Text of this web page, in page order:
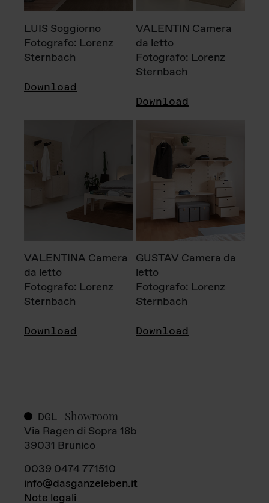
LUIS Soggiorno
Fotografo: Lorenz
Sternbach
Download
VALENTIN Camera
da letto
Fotografo: Lorenz
Sternbach
Download
VALENTINA Camera
da letto
Fotografo: Lorenz
Sternbach
Download
GUSTAV Camera da
letto
Fotografo: Lorenz
Sternbach
Download
DGL Showroom
Via Ragen di Sopra 18b
39031 Brunico
0039 0474 771510
info@dasganzeleben.it
Note legali